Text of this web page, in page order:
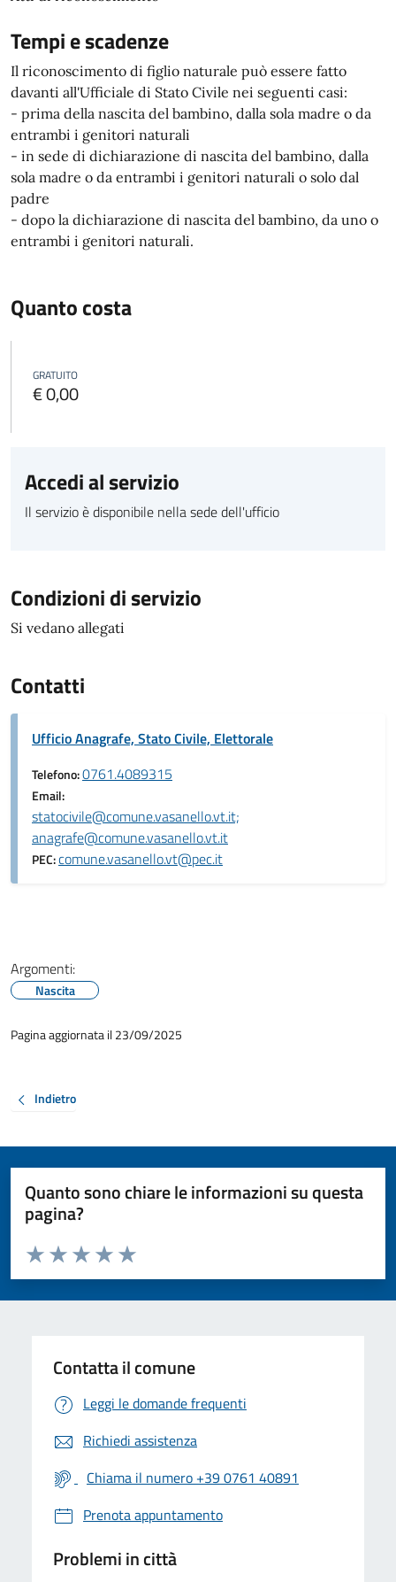
Tempi e scadenze
Il riconoscimento di figlio naturale può essere fatto
davanti all'Ufficiale di Stato Civile nei seguenti casi:
- prima della nascita del bambino, dalla sola madre o da
entrambi i genitori naturali
- in sede di dichiarazione di nascita del bambino, dalla
sola madre o da entrambi i genitori naturali o solo dal
padre
- dopo la dichiarazione di nascita del bambino, da uno o
entrambi i genitori naturali.
Quanto costa
GRATUITO
€ 0,00
Accedi al servizio
Il servizio è disponibile nella sede dell'ufficio
Condizioni di servizio
Si vedano allegati
Contatti
Ufficio Anagrafe, Stato Civile, Elettorale
Telefono:0761.4089315
Email:
statocivile@comune.vasanello.vt.it;
anagrafe@comune.vasanello.vt.it
PEC:comune.vasanello.vt@pec.it
Argomenti:
Nascita
Pagina aggiornata il 23/09/2025
Indietro
Quanto sono chiare le informazioni su questa
pagina?
Valuta da 1 a 5 stelle la pagina
Valuta 5 stelle su 5
Valuta 4 stelle su 5
Valuta 3 stelle su 5
Valuta 2 stelle su 5
Valuta 1 stelle su 5
Contatta il comune
Leggi le domande frequenti
Richiedi assistenza
Chiama il numero +39 0761 40891
Prenota appuntamento
Problemi in città